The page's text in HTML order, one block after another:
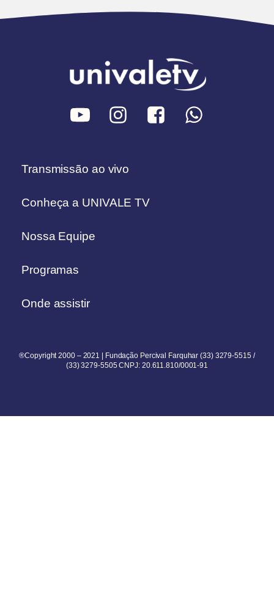
Transmissão ao vivo
Conheça a UNIVALE TV
Nossa Equipe
Programas
Onde assistir
®Copyright 2000 – 2021 | Fundação Percival Farquhar (33) 3279-5515 /
(33) 3279-5505 CNPJ: 20.611.810/0001-91